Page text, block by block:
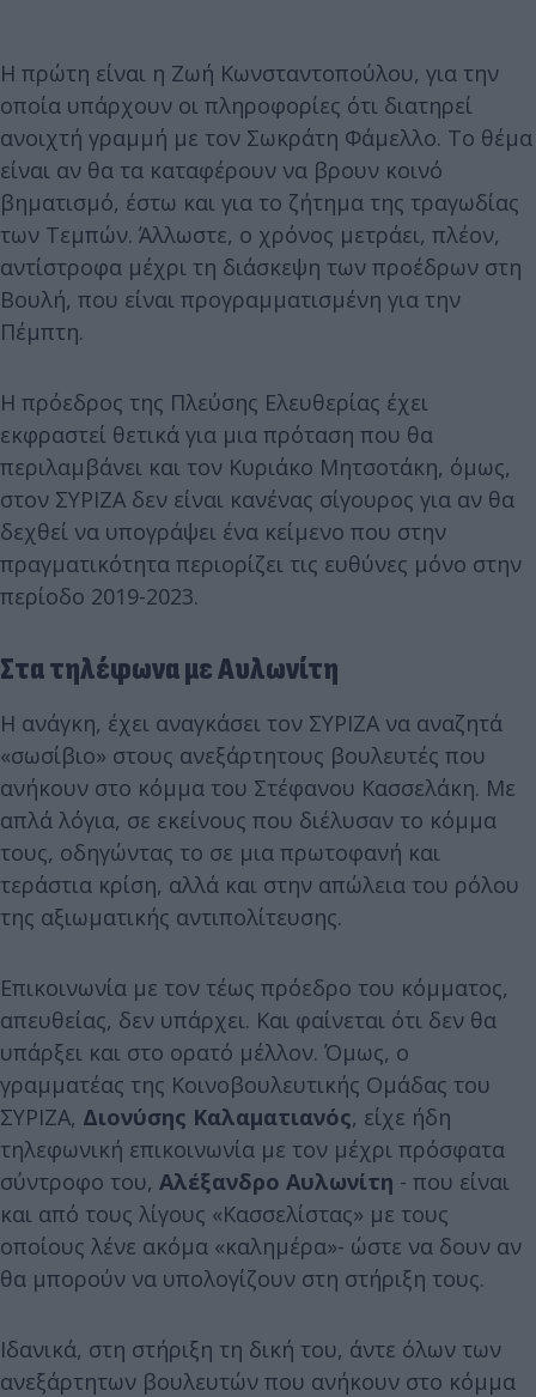
Η πρώτη είναι η Ζωή Κωνσταντοπούλου, για την
οποία υπάρχουν οι πληροφορίες ότι διατηρεί
ανοιχτή γραμμή με τον Σωκράτη Φάμελλο. Το θέμα
είναι αν θα τα καταφέρουν να βρουν κοινό
βηματισμό, έστω και για το ζήτημα της τραγωδίας
των Τεμπών. Άλλωστε, ο χρόνος μετράει, πλέον,
αντίστροφα μέχρι τη διάσκεψη των προέδρων στη
Βουλή, που είναι προγραμματισμένη για την
Πέμπτη.
Η πρόεδρος της Πλεύσης Ελευθερίας έχει
εκφραστεί θετικά για μια πρόταση που θα
περιλαμβάνει και τον Κυριάκο Μητσοτάκη, όμως,
στον ΣΥΡΙΖΑ δεν είναι κανένας σίγουρος για αν θα
δεχθεί να υπογράψει ένα κείμενο που στην
πραγματικότητα περιορίζει τις ευθύνες μόνο στην
περίοδο 2019-2023.
Στα τηλέφωνα με Αυλωνίτη
Η ανάγκη, έχει αναγκάσει τον ΣΥΡΙΖΑ να αναζητά
«σωσίβιο» στους ανεξάρτητους βουλευτές που
ανήκουν στο κόμμα του Στέφανου Κασσελάκη. Με
απλά λόγια, σε εκείνους που διέλυσαν το κόμμα
τους, οδηγώντας το σε μια πρωτοφανή και
τεράστια κρίση, αλλά και στην απώλεια του ρόλου
της αξιωματικής αντιπολίτευσης.
Επικοινωνία με τον τέως πρόεδρο του κόμματος,
απευθείας, δεν υπάρχει. Και φαίνεται ότι δεν θα
υπάρξει και στο ορατό μέλλον. Όμως, ο
γραμματέας της Κοινοβουλευτικής Ομάδας του
ΣΥΡΙΖΑ, Διονύσης Καλαματιανός, είχε ήδη
τηλεφωνική επικοινωνία με τον μέχρι πρόσφατα
σύντροφο του, Αλέξανδρο Αυλωνίτη - που είναι
και από τους λίγους «Κασσελίστας» με τους
οποίους λένε ακόμα «καλημέρα»- ώστε να δουν αν
θα μπορούν να υπολογίζουν στη στήριξη τους.
Ιδανικά, στη στήριξη τη δική του, άντε όλων των
ανεξάρτητων βουλευτών που ανήκουν στο κόμμα